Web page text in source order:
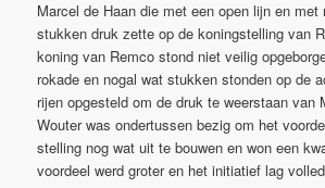
Marcel de Haan die met een open lijn en met
stukken druk zette op de koningstelling van
koning van Remco stond niet veilig
rokade en nogal wat stukken stonden op de
rijen opgesteld om de druk te weerstaan van
Wouter was ondertussen bezig om het
stelling nog wat uit te bouwen en won een
voordeel werd groter en het initiatief lag